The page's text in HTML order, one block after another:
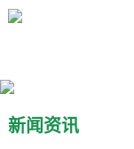
新闻资讯